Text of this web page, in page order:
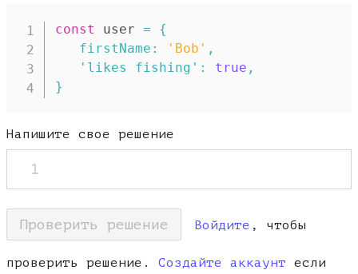
const user =
{
firstName : 'Bob' ,
'likes fishing' : true ,
}
Напишите свое решение
1
Проверить решение Войдите , чтобы
проверить решение. Создайте аккаунт если